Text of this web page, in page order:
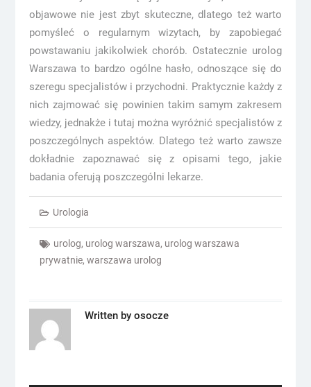
objawowe nie jest zbyt skuteczne, dlatego też warto
pomyśleć o regularnym wizytach, by zapobiegać
powstawaniu jakikolwiek chorób. Ostatecznie urolog
Warszawa to bardzo ogólne hasło, odnoszące się do
szeregu specjalistów i przychodni. Praktycznie każdy z
nich zajmować się powinien takim samym zakresem
wiedzy, jednakże i tutaj można wyróżnić specjalistów z
poszczególnych aspektów. Dlatego też warto zawsze
dokładnie zapoznawać się z opisami tego, jakie
badania oferują poszczególni lekarze.
Urologia
urolog, urolog warszawa, urolog warszawa
prywatnie, warszawa urolog
Written by osocze